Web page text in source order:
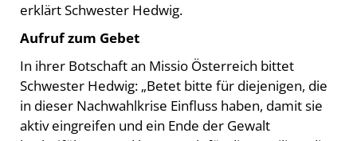
erklärt Schwester Hedwig.
Aufruf zum Gebet
In ihrer Botschaft an Missio Österreich bittet
Schwester Hedwig: „Betet bitte für diejenigen, die
in dieser Nachwahlkrise Einfluss haben, damit sie
aktiv eingreifen und ein Ende der Gewalt